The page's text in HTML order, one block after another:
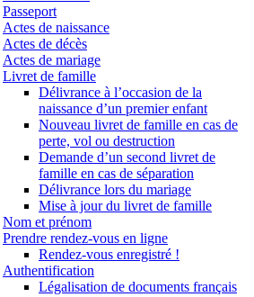
Passeport
Actes de naissance
Actes de décès
Actes de mariage
Livret de famille
Délivrance à l’occasion de la
naissance d’un premier enfant
Nouveau livret de famille en cas de
perte, vol ou destruction
Demande d’un second livret de
famille en cas de séparation
Délivrance lors du mariage
Mise à jour du livret de famille
Nom et prénom
Prendre rendez-vous en ligne
Rendez-vous enregistré !
Authentification
Légalisation de documents français